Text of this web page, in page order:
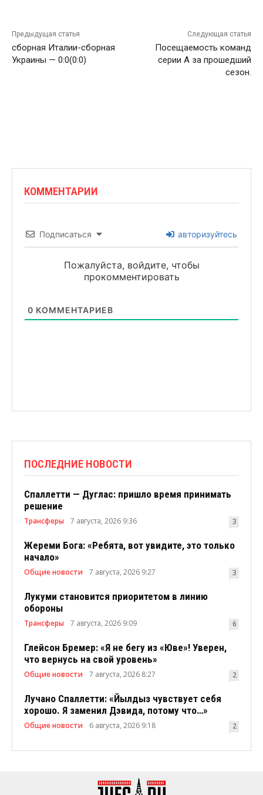
Предыдущая статья
сборная Италии-сборная
Украины — 0:0(0:0)
Следующая статья
Посещаемость команд
серии А за прошедший
сезон.
КОММЕНТАРИИ
Подписаться авторизуйтесь
Пожалуйста, войдите, чтобы
прокомментировать
0 КОММЕНТАРИЕВ
ПОСЛЕДНИЕ НОВОСТИ
Спаллетти — Дуглас: пришло время принимать
решение
Трансферы 7 августа, 2026 9:36 3
Жереми Бога: «Ребята, вот увидите, это только
начало»
Общие новости 7 августа, 2026 9:27 3
Лукуми становится приоритетом в линию
обороны
Трансферы 7 августа, 2026 9:09 6
Глейсон Бремер: «Я не бегу из «Юве»! Уверен,
что вернусь на свой уровень»
Общие новости 7 августа, 2026 8:27 2
Лучано Спаллетти: «Йылдыз чувствует себя
хорошо. Я заменил Дэвида, потому что…»
Общие новости 6 августа, 2026 9:18 2